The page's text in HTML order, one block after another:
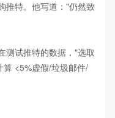
推特。他写道："仍然致
测试推特的数据，"选取
<5%虚假/垃圾邮件/